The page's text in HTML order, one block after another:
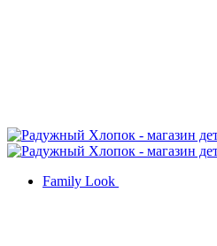
Family Look